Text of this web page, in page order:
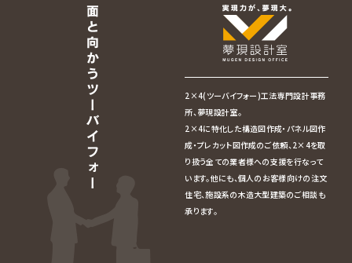
2×4(ツーバイフォー)工法専門設計事務
所、夢現設計室。
2×4に特化した構造図作成・パネル図作
成・プレカット図作成のご依頼、2×4を取
り扱う全ての業者様への支援を行なって
います。他にも、個人のお客様向けの注文
住宅、施設系の木造大型建築のご相談も
承ります。